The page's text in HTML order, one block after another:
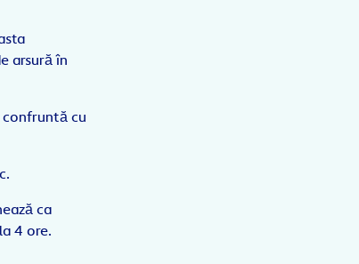
arsură în
confruntă cu
ca
4 ore.